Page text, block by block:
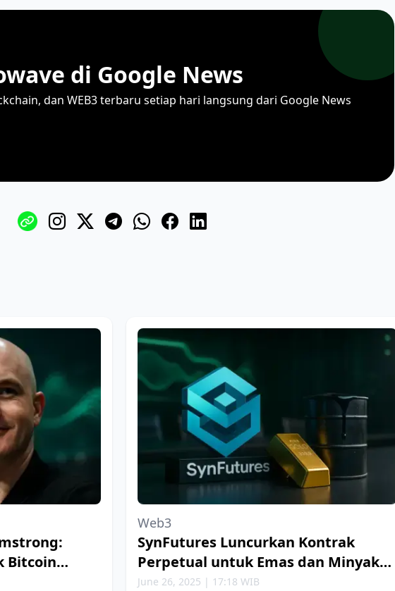
di Google News
dan WEB3 terbaru setiap hari langsung dari Google News
Bitcoin
Web3
SynFutures Luncurkan Kontrak
Perpetual untuk Emas dan Minyak
Bumi
June 26, 2025 | 17:18 WIB